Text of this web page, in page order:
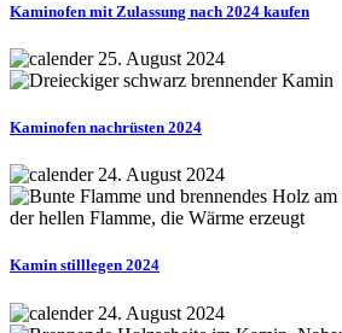
Kaminofen mit Zulassung nach 2024 kaufen
25. August 2024
Kaminofen nachrüsten 2024
24. August 2024
Kamin stilllegen 2024
24. August 2024